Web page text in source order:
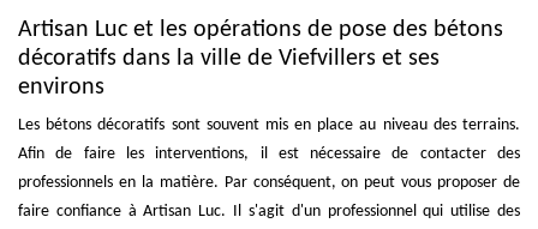
Artisan Luc et les opérations de pose des bétons
décoratifs dans la ville de Viefvillers et ses
environs
Les bétons décoratifs sont souvent mis en place au niveau des terrains.
Afin de faire les interventions, il est nécessaire de contacter des
professionnels en la matière. Par conséquent, on peut vous proposer de
faire confiance à Artisan Luc. Il s'agit d'un professionnel qui utilise des